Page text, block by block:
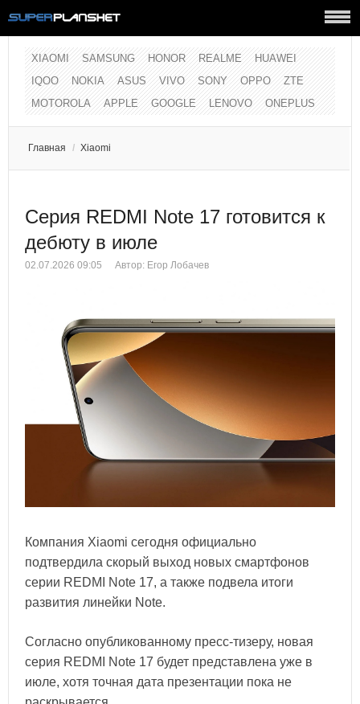
XIAOMI SAMSUNG HONOR REALME
HUAWEI
IQOO
NOKIA ASUS VIVO SONY OPPO
ZTE
MOTOROLA
APPLE GOOGLE LENOVO ONEPLUS
Главная / Xiaomi
Серия REDMI Note 17 готовится к
дебюту в июле
02.07.2026 09:05 Автор: Егор Лобачев
Компания Xiaomi сегодня официально
подтвердила скорый выход новых смартфонов
серии REDMI Note 17, а также подвела итоги
развития линейки Note.
Согласно опубликованному пресс-тизеру, новая
серия REDMI Note 17 будет представлена уже в
июле, хотя точная дата презентации пока не